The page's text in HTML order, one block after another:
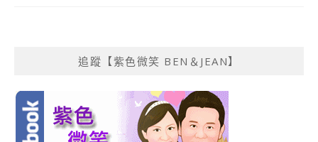
追蹤【紫色微笑 BEN＆JEAN】